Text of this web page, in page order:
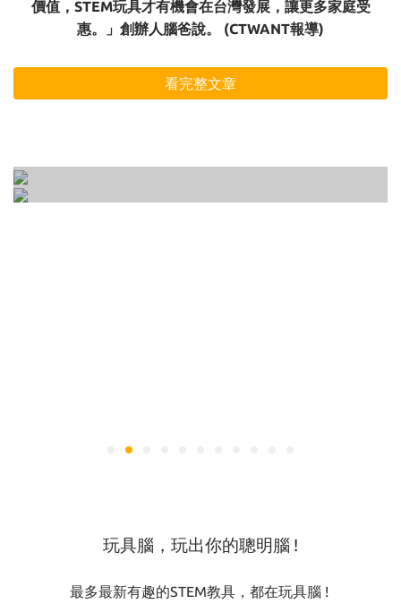
價值，STEM玩具才有機會在台灣發展，讓更多家庭受
惠。」創辦人腦爸說。 (CTWANT報導)
看完整文章
一次培養的10種開放式遊戲大公開！
如何正確的選一個適合孩子的玩具 ? 3-6歲玩具
玩具腦，玩出你的聰明腦 !
最多最新有趣的STEM教具，都在玩具腦 !